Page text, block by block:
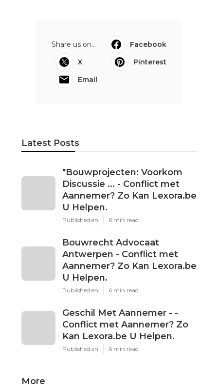
Share us on...
Facebook
X
Pinterest
Email
Latest Posts
"Bouwprojecten: Voorkom
Discussie ... - Conflict met
Aannemer? Zo Kan Lexora.be
U Helpen.
Published en 6 min read
Bouwrecht Advocaat
Antwerpen - Conflict met
Aannemer? Zo Kan Lexora.be
U Helpen.
Published en 6 min read
Geschil Met Aannemer - -
Conflict met Aannemer? Zo
Kan Lexora.be U Helpen.
Published en 6 min read
More